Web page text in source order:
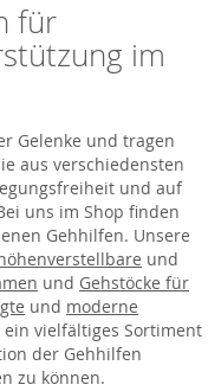
für
im
Gelenke und tragen
aus verschiedensten
und auf
uns im Shop finden
Gehhilfen. Unsere
und
und Gehstöcke für
und moderne
vielfältiges Sortiment
der Gehhilfen
zu können.